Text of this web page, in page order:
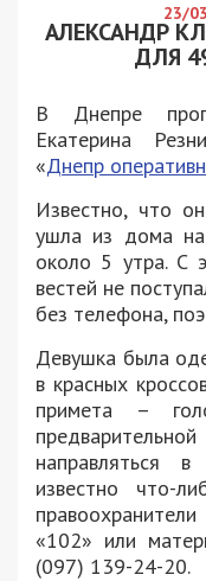
23/
АЛЕКСАНДР
ДЛЯ
В Днепре
Екатерина
«Днепр
Известно, что
ушла из дома
около 5 утра. С
вестей не
без телефона,
Девушка была
в красных
примета –
направляться
известно что-
«102» или
(097) 139-24-20.